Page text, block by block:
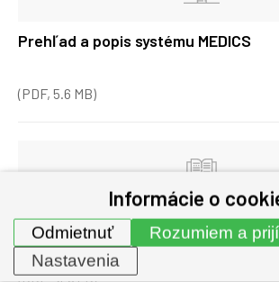
Prehľad a popis systému MEDICS
(PDF, 5.6 MB)
Prehľad kontrolných a
Informácie o
Rozumiem a
Odmietnuť
Nastavenia